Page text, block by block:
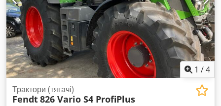
1 /4
Трактори (тягачі)
Fendt826 Vario S4 ProfiPlus